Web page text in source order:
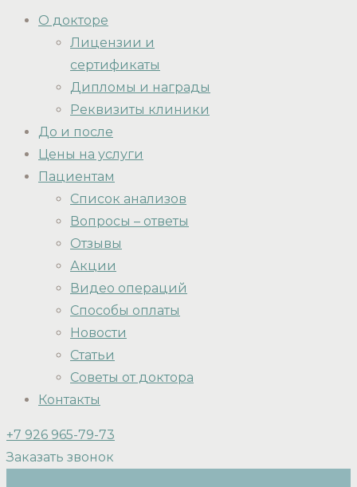
О докторе
Лицензии и
сертификаты
Дипломы и награды
Реквизиты клиники
До и после
Цены на услуги
Пациентам
Список анализов
Вопросы – ответы
Отзывы
Акции
Видео операций
Способы оплаты
Новости
Статьи
Советы от доктора
Контакты
+7 926 965-79-73
Заказать звонок